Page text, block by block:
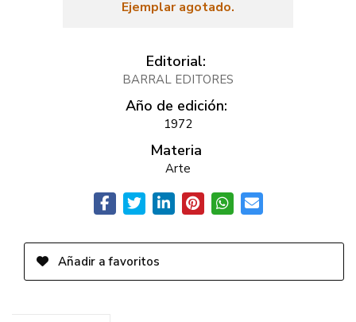
Ejemplar agotado.
Editorial:
BARRAL EDITORES
Año de edición:
1972
Materia
Arte
Añadir a favoritos